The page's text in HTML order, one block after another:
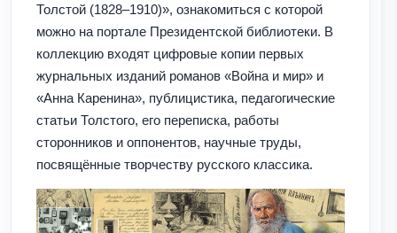
Толстой (1828–1910)», ознакомиться с которой
можно на портале Президентской библиотеки. В
коллекцию входят цифровые копии первых
журнальных изданий романов «Война и мир» и
«Анна Каренина», публицистика, педагогические
статьи Толстого, его переписка, работы
сторонников и оппонентов, научные труды,
посвящённые творчеству русского классика.